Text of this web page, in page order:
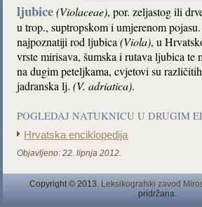
ljubice (Violaceae), por. zeljastog ili
u trop., suptropskom i umjerenom
najpoznatiji rod ljubica(Viola), u
vrste mirisava, šumska i rutava ljubica te
na dugim peteljkama, cvjetovi su
jadranska lj.(V. adriatica).
POGLEDAJ NATUKNICU U DRUGIM
Hrvatska enciklopedija
Objavljeno: 22. lipnja 2012.
Copyright © 2013. Leksikografski zavod
pridržana.